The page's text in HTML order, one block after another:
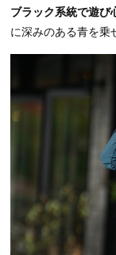
ブラック系統で遊び
に深みのある青を乗